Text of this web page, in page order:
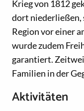
Krieg von 1812
dort niederließen,
Region vor einer
wurde zudem
garantiert.
Familien in der
Aktivitäten